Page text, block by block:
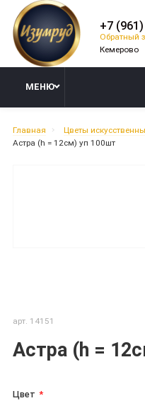
+7
Обратный
МЕНЮ
Главная Цветы
Астра (h = 12см) уп 100шт
арт. 14151
Астра (h =
Цвет